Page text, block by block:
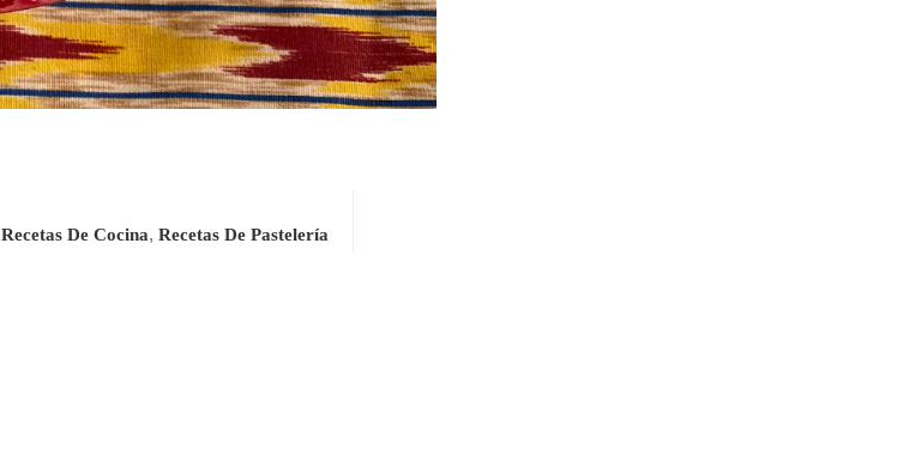
Recetas De Cocina, Recetas De Pastelería